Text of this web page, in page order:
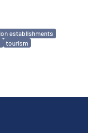
establishments
tourism